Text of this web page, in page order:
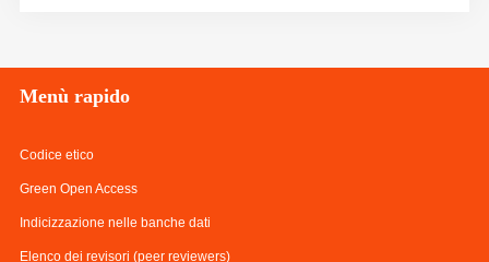
Menù rapido
Codice etico
Green Open Access
Indicizzazione nelle banche dati
Elenco dei revisori (peer reviewers)